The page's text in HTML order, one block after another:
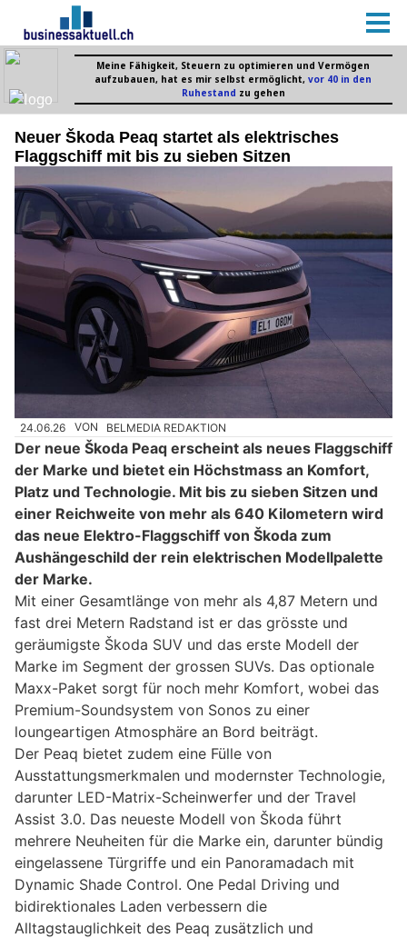
Neuer Škoda Peaq startet als elektrisches
Flaggschiff mit bis zu sieben Sitzen
24.06.26 VON BELMEDIA REDAKTION
Der neue Škoda Peaq erscheint als neues Flaggschiff
der Marke und bietet ein Höchstmass an Komfort,
Platz und Technologie. Mit bis zu sieben Sitzen und
einer Reichweite von mehr als 640 Kilometern wird
das neue Elektro-Flaggschiff von Škoda zum
Aushängeschild der rein elektrischen Modellpalette
der Marke.
Mit einer Gesamtlänge von mehr als 4,87 Metern und
fast drei Metern Radstand ist er das grösste und
geräumigste Škoda SUV und das erste Modell der
Marke im Segment der grossen SUVs. Das optionale
Maxx-Paket sorgt für noch mehr Komfort, wobei das
Premium-Soundsystem von Sonos zu einer
loungeartigen Atmosphäre an Bord beiträgt.
Der Peaq bietet zudem eine Fülle von
Ausstattungsmerkmalen und modernster Technologie,
darunter LED-Matrix-Scheinwerfer und der Travel
Assist 3.0. Das neueste Modell von Škoda führt
mehrere Neuheiten für die Marke ein, darunter bündig
eingelassene Türgriffe und ein Panoramadach mit
Dynamic Shade Control. One Pedal Driving und
bidirektionales Laden verbessern die
Alltagstauglichkeit des Peaq zusätzlich und